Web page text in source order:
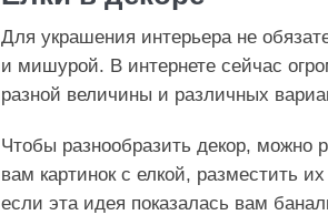
Для украшения интерьера не
и мишурой. В интернете сейчас
разной величины и различных
Чтобы разнообразить декор, можно
вам картинок с елкой, разместить
если эта идея показалась вам